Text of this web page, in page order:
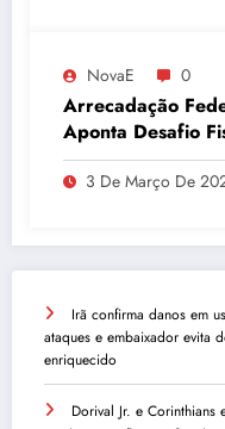
NovaE 0
Arrecadação
Aponta Desafio
Inadimplência no
3 De Março De
Irã confirma danos em
ataques e embaixador evita
enriquecido
Dorival Jr. e